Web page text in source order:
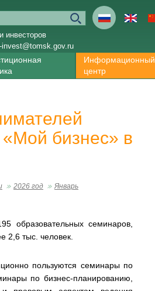
инвесторов
invest@tomsk.gov.ru
Информационный
центр
бизнес» в
2026 год Январь
образовательных семинаров,
2,6 тыс. человек.
пользуются семинары по
по бизнес-планированию,